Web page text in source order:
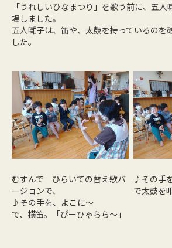
「うれしいひなまつり」を歌う前に、五
場しました。
五人囃子は、笛や、太鼓を持っているのを
した。
むすんで ひらいての替え歌バ
ージョンで、
♪その手を、よこに～
で、横笛。「ぴーひゃらら～」
♪その手
で太鼓を